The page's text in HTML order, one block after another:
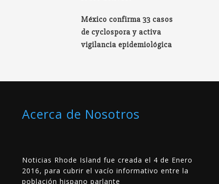
México confirma 33 casos
de cyclospora y activa
vigilancia epidemiológica
Acerca de Nosotros
Noticias Rhode Island fue creada el 4 de Enero
2016, para cubrir el vacío informativo entre la
población hispano parlante